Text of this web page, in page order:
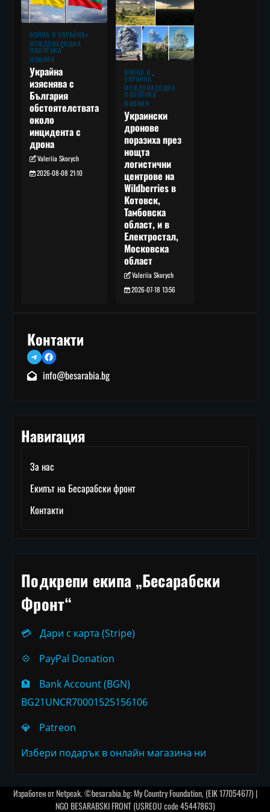
ВОЙНА В УКРАЙНА
МЕЖДУНАРОДНА
ПОЛИТИКА
НОВИНИ
Украйна
изяснява с
България
обстоятелствата
около
инцидента с
дрона
Valeriia Skorych
2026-08-08 21:10
ВОЙНА В
УКРАЙНА
МЕЖДУНАРОДНА
ПОЛИТИКА
НОВИНИ
Украински
дронове
поразиха през
нощта
логистични
центрове на
Wildberries в
Котовск,
Тамбовска
област, и в
Електростал,
Московска
област
Valeriia Skorych
2026-07-18 13:56
Контакти
TelegramFacebook
info@besarabia.bg
Навигация
За нас
Екипът на Бесарабски фронт
Контакти
Подкрепи екипа „Бесарабски
Фронт“
💳
Дари с карта (Stripe)
💠
PayPal Donation
🏦
Bank Account (BGN)
BG21UNCR70001525156106
💎
Patreon
Избери подарък в онлайн магазина ни
Изработен отNetpeak. ©besarabia.bg: My Country Foundation, (EIK 177054677) |
NGO BESARABSKI FRONT (USREOU code 45447863)